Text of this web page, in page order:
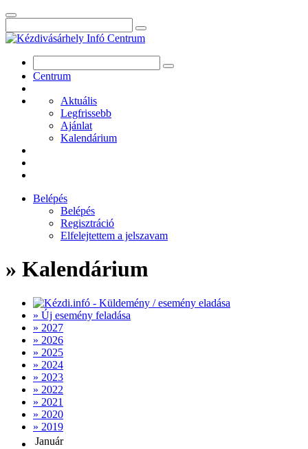
Centrum
Aktuális
Legfrissebb
Ajánlat
Kalendárium
Belépés
Belépés
Regisztráció
Elfelejtettem a jelszavam
» Kalendárium
» Új esemény feladása
» 2027
» 2026
» 2025
» 2024
» 2023
» 2022
» 2021
» 2020
» 2019
Január